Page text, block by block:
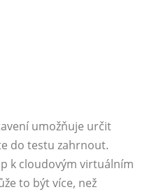
umožňuje určit
do testu zahrnout.
k cloudovým virtuálním
to být více, než